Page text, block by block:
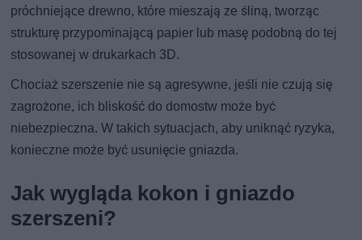
próchniejące drewno, które mieszają ze śliną, tworząc
strukturę przypominającą papier lub masę podobną do tej
stosowanej w drukarkach 3D.
Chociaż szerszenie nie są agresywne, jeśli nie czują się
zagrożone, ich bliskość do domostw może być
niebezpieczna. W takich sytuacjach, aby uniknąć ryzyka,
konieczne może być usunięcie gniazda.
Jak wygląda kokon i gniazdo
szerszeni?